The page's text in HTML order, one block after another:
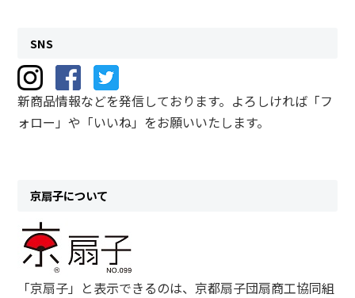
SNS
新商品情報などを発信しております。よろしければ「フ
ォロー」や「いいね」をお願いいたします。
京扇子について
「京扇子」と表示できるのは、京都扇子団扇商工協同組